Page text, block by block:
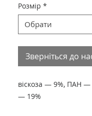
Розмір *
Зверніться до
віскоза — 9%, ПАН —
— 19%